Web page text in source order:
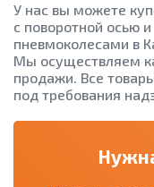
У нас вы можете
с поворотной осью
пневмоколесами в
Мы осуществляем
продажи. Все
под требования